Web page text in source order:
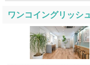
ワンコイングリッシ